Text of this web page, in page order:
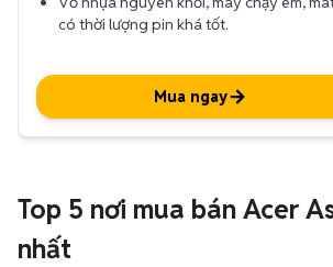
có thời lượng pin khá tốt.
Mua ngay
Top 5 nơi mua bán Acer
nhất